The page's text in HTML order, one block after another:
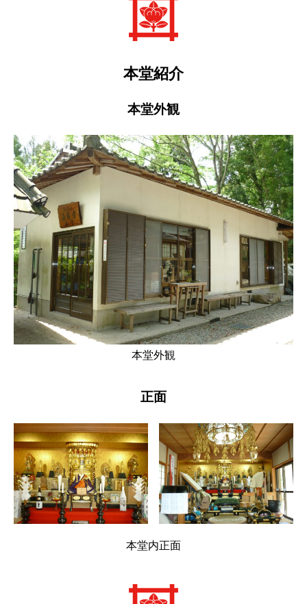
本堂紹介
本堂外観
本堂外観
正面
本堂内正面